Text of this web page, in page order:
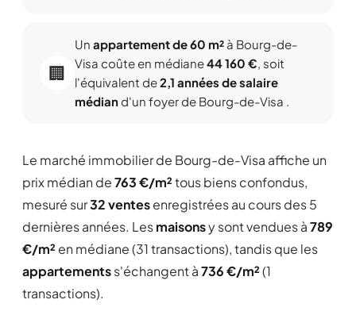
🏢
Un appartement de 60 m² à Bourg-de-
Visa coûte en médiane44 160 €, soit
l'équivalent de2,1 années de salaire
médiand'un foyer de Bourg-de-Visa .
Le marché immobilier de Bourg-de-Visa affiche un
prix médian de763 €/m²tous biens confondus,
mesuré sur32 ventesenregistrées au cours des 5
dernières années. Lesmaisonsy sont vendues à789
€/m² en médiane (31 transactions), tandis que les
appartementss'échangent à736 €/m²(1
transactions).